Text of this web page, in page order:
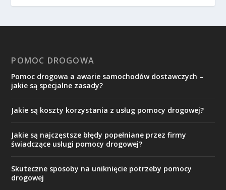
POMOC DROGOWA
Pomoc drogowa a awarie samochodów dostawczych –
jakie są specjalne zasady?
Jakie są koszty korzystania z usług pomocy drogowej?
Jakie są najczęstsze błędy popełniane przez firmy
świadczące usługi pomocy drogowej?
Skuteczne sposoby na uniknięcie potrzeby pomocy
drogowej